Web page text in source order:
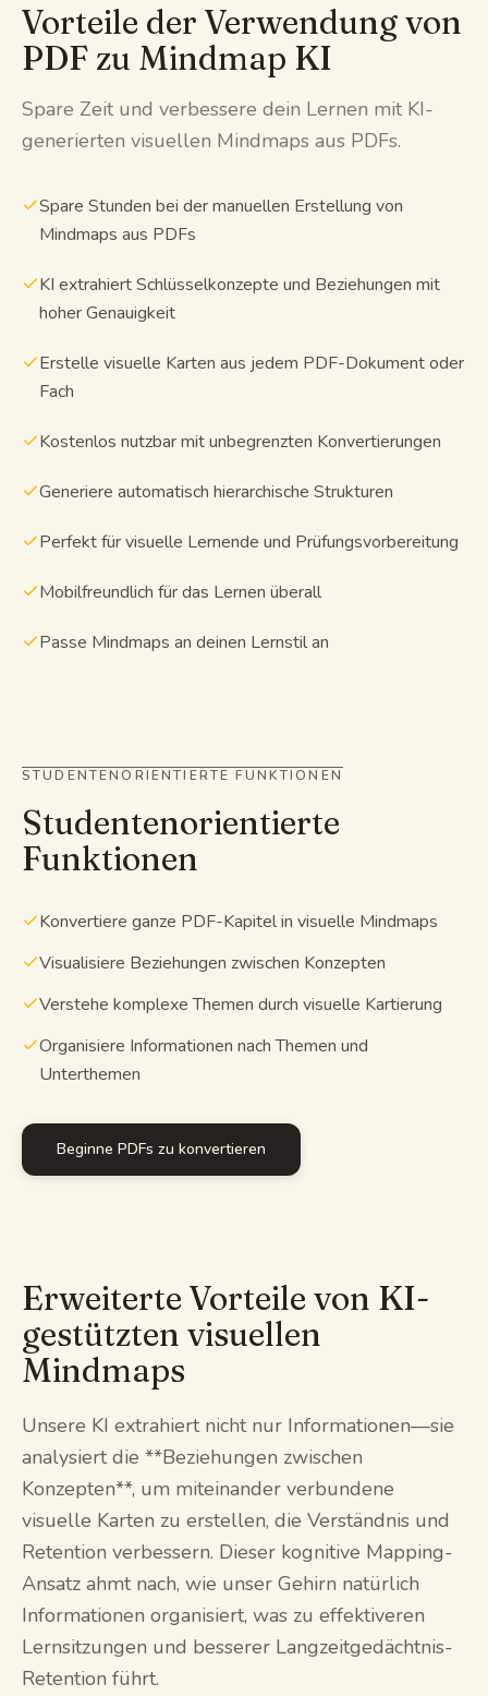
Vorteile der Verwendung von
PDF zu Mindmap KI
Spare Zeit und verbessere dein Lernen mit KI-
generierten visuellen Mindmaps aus PDFs.
Spare Stunden bei der manuellen Erstellung von
Mindmaps aus PDFs
KI extrahiert Schlüsselkonzepte und Beziehungen mit
hoher Genauigkeit
Erstelle visuelle Karten aus jedem PDF-Dokument oder
Fach
Kostenlos nutzbar mit unbegrenzten Konvertierungen
Generiere automatisch hierarchische Strukturen
Perfekt für visuelle Lernende und Prüfungsvorbereitung
Mobilfreundlich für das Lernen überall
Passe Mindmaps an deinen Lernstil an
STUDENTENORIENTIERTE FUNKTIONEN
Studentenorientierte
Funktionen
Konvertiere ganze PDF-Kapitel in visuelle Mindmaps
Visualisiere Beziehungen zwischen Konzepten
Verstehe komplexe Themen durch visuelle Kartierung
Organisiere Informationen nach Themen und
Unterthemen
Beginne PDFs zu konvertieren
Erweiterte Vorteile von KI-
gestützten visuellen
Mindmaps
Unsere KI extrahiert nicht nur Informationen—sie
analysiert die **Beziehungen zwischen
Konzepten**, um miteinander verbundene
visuelle Karten zu erstellen, die Verständnis und
Retention verbessern. Dieser kognitive Mapping-
Ansatz ahmt nach, wie unser Gehirn natürlich
Informationen organisiert, was zu effektiveren
Lernsitzungen und besserer Langzeitgedächtnis-
Retention führt.